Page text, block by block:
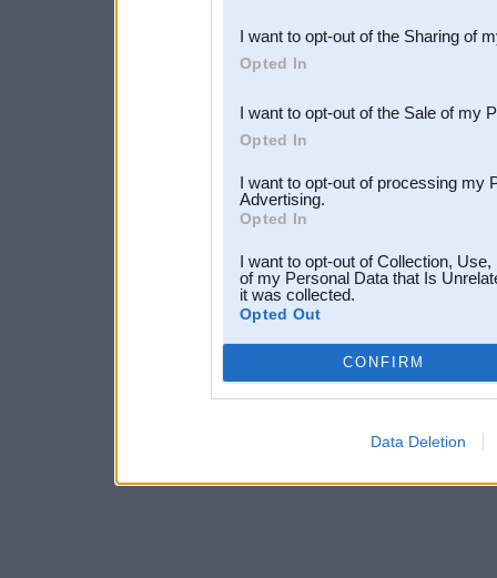
Downstream Participants
third parties.
I want to opt-out of the Sharing of
Opted In
I want to opt-out of the Sale of my
Opted In
I want to opt-out of processing my
Advertising.
Opted In
I want to opt-out of Collection,
of my Personal Data that Is
it was collected.
Opted Out
CONFIRM
Data Deletion